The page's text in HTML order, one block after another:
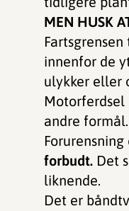
MEN HUSK
innenfor de
ulykker eller
andre formål.
forbudt. Det
liknende.
Det er